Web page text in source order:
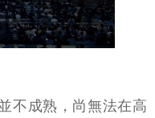
不成熟，尚無法在高